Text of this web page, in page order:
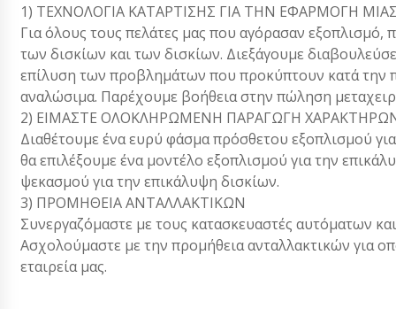
1) ΤΕΧΝΟΛΟΓΙΑ ΚΑΤΑΡΤΙΣΗΣ ΓΙΑ ΤΗΝ ΕΦΑΡΜΟΓΗ
Για όλους τους πελάτες μας που αγόρασαν εξοπλισμό,
των δισκίων και των δισκίων. Διεξάγουμε
επίλυση των προβλημάτων που προκύπτουν κατά την
αναλώσιμα. Παρέχουμε βοήθεια στην πώληση
2) ΕΙΜΑΣΤΕ ΟΛΟΚΛΗΡΩΜΕΝΗ ΠΑΡΑΓΩΓΗ
Διαθέτουμε ένα ευρύ φάσμα πρόσθετου εξοπλισμού
θα επιλέξουμε ένα μοντέλο εξοπλισμού για την
ψεκασμού για την επικάλυψη δισκίων.
3) ΠΡΟΜΗΘΕΙΑ ΑΝΤΑΛΛΑΚΤΙΚΩΝ
Συνεργαζόμαστε με τους κατασκευαστές αυτόματων
Ασχολούμαστε με την προμήθεια ανταλλακτικών για
εταιρεία μας.